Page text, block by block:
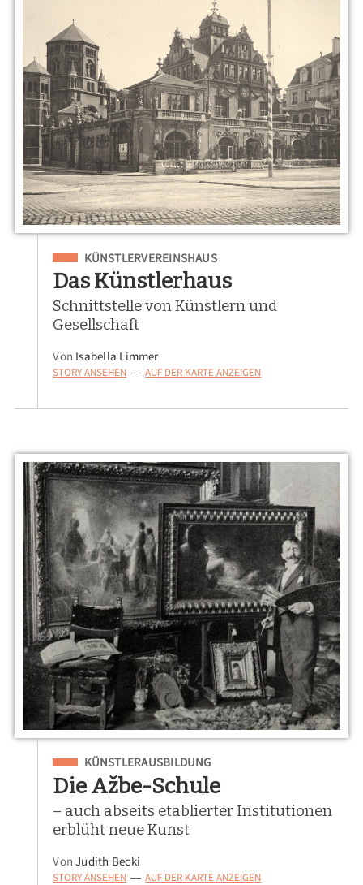
Eingeordnet unter
KÜNSTLERVEREINSHAUS
Das Künstlerhaus
Schnittstelle von Künstlern und
Gesellschaft
Von Isabella Limmer
STORY ANSEHEN — AUF DER KARTE ANZEIGEN
Eingeordnet unter
KÜNSTLERAUSBILDUNG
Die Ažbe-Schule
– auch abseits etablierter Institutionen
erblüht neue Kunst
VonJudith Becki
STORY ANSEHEN — AUF DER KARTE ANZEIGEN